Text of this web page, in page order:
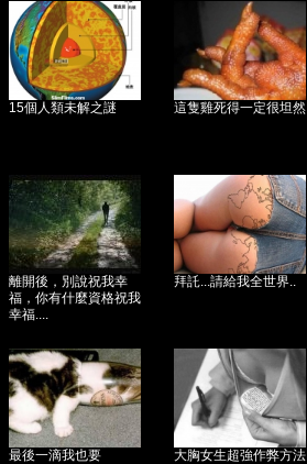
15個人類未解之謎 這隻雞死得一定很坦然
離開後，別說祝我幸
福，你有什麼資格祝我
幸福....
拜託...請給我全世界..
最後一滴我也要 大胸女生超強作弊方法